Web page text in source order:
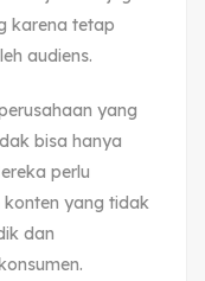
karena tetap
audiens.
yang
bisa hanya
perlu
yang tidak
dan